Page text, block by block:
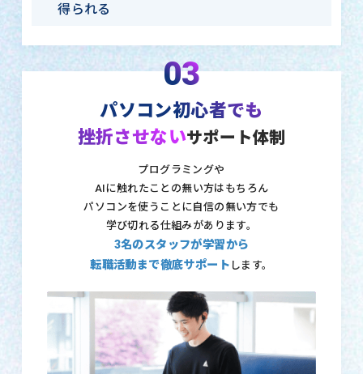
得られる
03
パソコン初心者でも
挫折させないサポート体制
プログラミングや
AIに触れたことの無い方はもちろん
パソコンを使うことに自信の無い方でも
学び切れる仕組みがあります。
3名のスタッフが学習から
転職活動まで徹底サポート します。